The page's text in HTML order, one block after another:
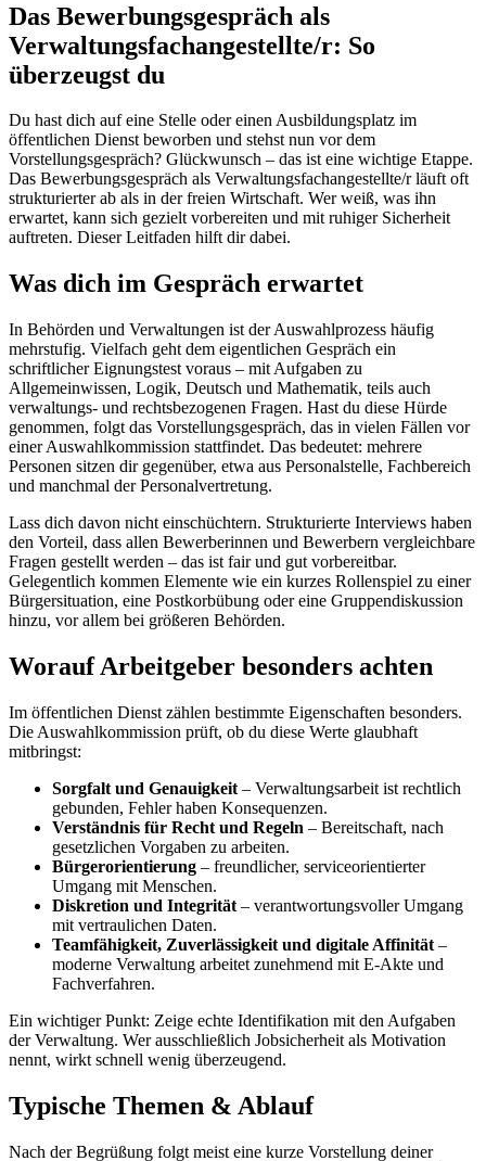
Das Bewerbungsgespräch als
Verwaltungsfachangestellte/r: So
überzeugst du
Du hast dich auf eine Stelle oder einen Ausbildungsplatz im
öffentlichen Dienst beworben und stehst nun vor dem
Vorstellungsgespräch? Glückwunsch – das ist eine wichtige Etappe.
Das Bewerbungsgespräch als Verwaltungsfachangestellte/r läuft oft
strukturierter ab als in der freien Wirtschaft. Wer weiß, was ihn
erwartet, kann sich gezielt vorbereiten und mit ruhiger Sicherheit
auftreten. Dieser Leitfaden hilft dir dabei.
Was dich im Gespräch erwartet
In Behörden und Verwaltungen ist der Auswahlprozess häufig
mehrstufig. Vielfach geht dem eigentlichen Gespräch ein
schriftlicher Eignungstest voraus – mit Aufgaben zu
Allgemeinwissen, Logik, Deutsch und Mathematik, teils auch
verwaltungs- und rechtsbezogenen Fragen. Hast du diese Hürde
genommen, folgt das Vorstellungsgespräch, das in vielen Fällen vor
einer Auswahlkommission stattfindet. Das bedeutet: mehrere
Personen sitzen dir gegenüber, etwa aus Personalstelle, Fachbereich
und manchmal der Personalvertretung.
Lass dich davon nicht einschüchtern. Strukturierte Interviews haben
den Vorteil, dass allen Bewerberinnen und Bewerbern vergleichbare
Fragen gestellt werden – das ist fair und gut vorbereitbar.
Gelegentlich kommen Elemente wie ein kurzes Rollenspiel zu einer
Bürgersituation, eine Postkorbübung oder eine Gruppendiskussion
hinzu, vor allem bei größeren Behörden.
Worauf Arbeitgeber besonders achten
Im öffentlichen Dienst zählen bestimmte Eigenschaften besonders.
Die Auswahlkommission prüft, ob du diese Werte glaubhaft
mitbringst:
Sorgfalt und Genauigkeit – Verwaltungsarbeit ist rechtlich
gebunden, Fehler haben Konsequenzen.
Verständnis für Recht und Regeln – Bereitschaft, nach
gesetzlichen Vorgaben zu arbeiten.
Bürgerorientierung – freundlicher, serviceorientierter
Umgang mit Menschen.
Diskretion und Integrität – verantwortungsvoller Umgang
mit vertraulichen Daten.
Teamfähigkeit, Zuverlässigkeit und digitale Affinität –
moderne Verwaltung arbeitet zunehmend mit E-Akte und
Fachverfahren.
Ein wichtiger Punkt: Zeige echte Identifikation mit den Aufgaben
der Verwaltung. Wer ausschließlich Jobsicherheit als Motivation
nennt, wirkt schnell wenig überzeugend.
Typische Themen & Ablauf
Nach der Begrüßung folgt meist eine kurze Vorstellung deiner